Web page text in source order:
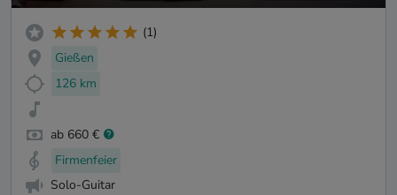
(1)
Gießen
126 km
ab 660 €
Firmenfeier
Solo-Guitar